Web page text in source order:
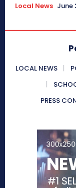
Local News June
LOCAL NEWS
PRESS